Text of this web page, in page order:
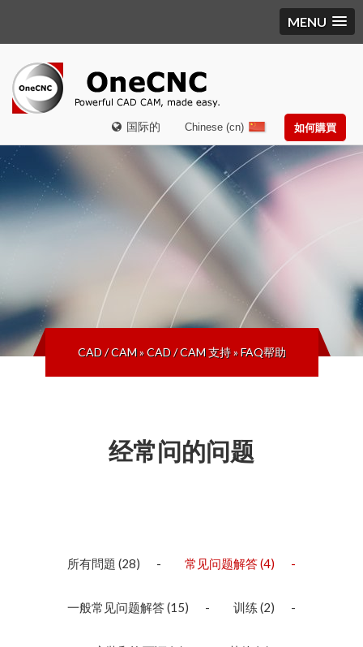
MENU
国际的 如何購買
Chinese (cn)
CAD / CAM»CAD / CAM 支持»FAQ帮助
经常问的问题
所有問題 (28) 常见问题解答(4)
一般常见问题解答(15) 训练 (2)